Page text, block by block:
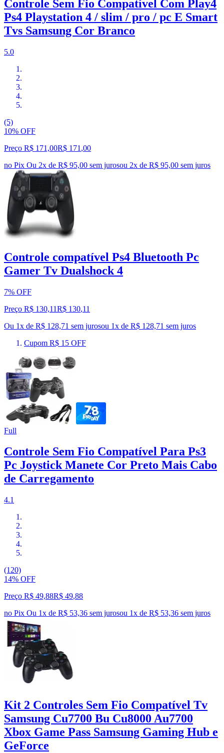
Controle Sem Fio Compatível Com Play4
Ps4 Playstation 4 / slim / pro / pc E Smart
Tvs Samsung Cor Branco
5.0
(5)
10% OFF
Preço R$ 171,00R$ 171 ,00
no Pix Ou 2x de R$ 95,00 sem jurosou 2x de R$ 95,00 sem juros
Controle compatível Ps4 Bluetooth Pc
Gamer Tv Dualshock 4
7% OFF
Preço R$ 130,11R$ 130,11
Ou 1x de R$ 128,71 sem jurosou 1x de R$ 128,71 sem juros
Cupom R$ 15 OFF
Full
Controle Sem Fio Compatível Para Ps3
Pc Joystick Manete Cor Preto Mais Cabo
de Carregamento
4.1
(120)
14% OFF
Preço R$ 49,88R$ 49,88
no Pix Ou 1x de R$ 53,36 sem jurosou 1x de R$ 53,36 sem juros
Kit 2 Controles Sem Fio Compatível Tv
Samsung Cu7700 Bu Cu8000 Au7700
Xbox Game Pass Samsung Gaming Hub e
GeForce